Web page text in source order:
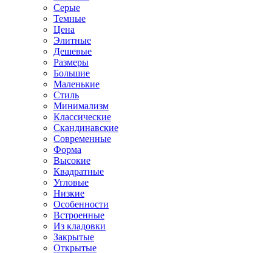
Серые
Темные
Цена
Элитные
Дешевые
Размеры
Большие
Маленькие
Стиль
Минимализм
Классические
Скандинавские
Современные
Форма
Высокие
Квадратные
Угловые
Низкие
Особенности
Встроенные
Из кладовки
Закрытые
Открытые